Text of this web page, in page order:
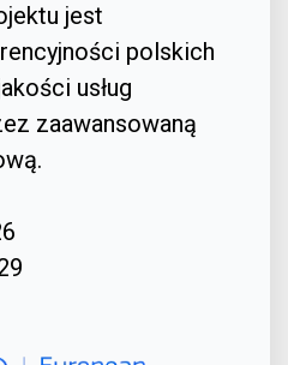
jest
polskich
usług
zaawansowaną